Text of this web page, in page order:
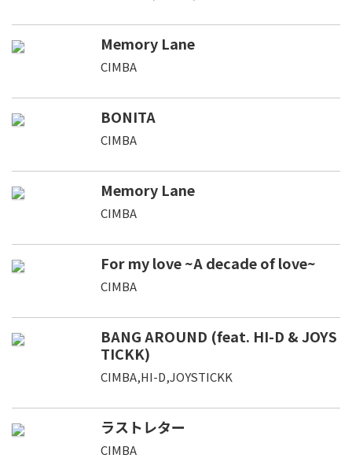
Memory Lane
CIMBA
BONITA
CIMBA
Memory Lane
CIMBA
For my love ~A decade of love~
CIMBA
BANG AROUND (feat. HI-D & JOYS
TICKK)
CIMBA,HI-D,JOYSTICKK
ラストレター
CIMBA